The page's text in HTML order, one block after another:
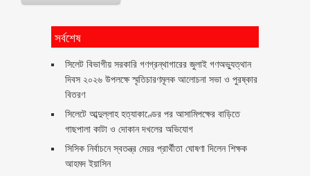
সর্বশেষ
সিলেট বিভাগীয় সরকারি গণগ্রন্থাগারের জুলাই গণঅভ্যুত্থান
দিবস ২০২৬ উপলক্ষে স্মৃতিচারণমূলক আলোচনা সভা ও পুরষ্কার
বিতরণ ‎ ‎
সিলেটে আব্দুল্লাহ হত্যাকাণ্ডের পর আসামিপক্ষের বাড়িতে
গাছপালা কাটা ও দোকান দখলের অভিযোগ
সিসিক নির্বাচনে স্বতন্ত্র মেয়র প্রার্থীতা ঘোষণা দিলেন শিক্ষক
আহমদ ইয়াসিন